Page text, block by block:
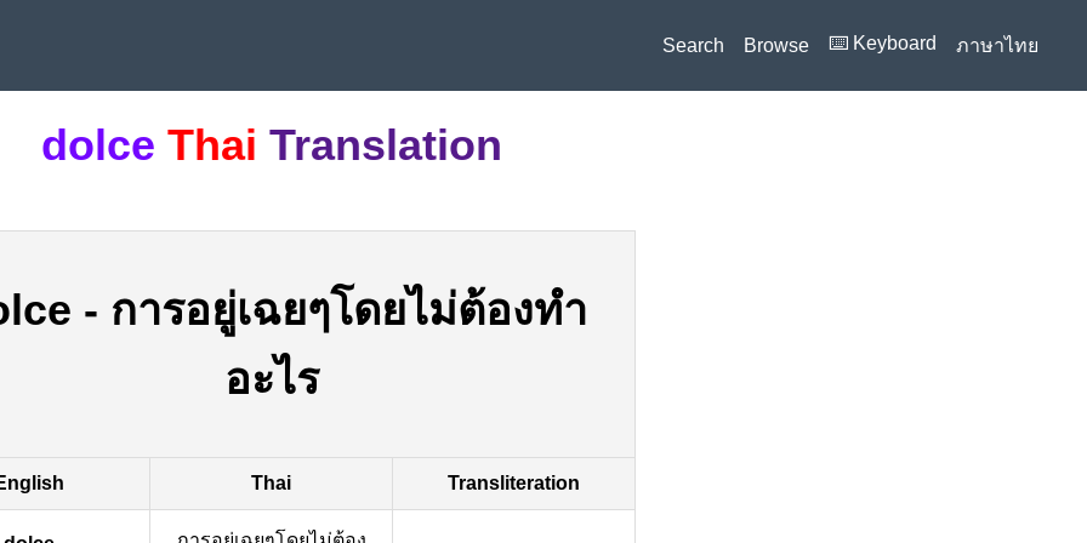
Search Browse ⌨️ Keyboard ภาษาไทย
dolce Thai Translation
- การอยู่เฉยๆโดยไม่ต้องทำ
อะไร
Thai Transliteration